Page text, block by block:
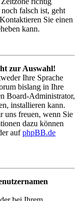
falsch ist, geht
Sie einen
kann.
zur Auswahl!
Ihre Sprache
bislang in Ihre
Board-Administrator,
installieren kann.
uns freuen, wenn Sie
dazu können
aufphpBB.de